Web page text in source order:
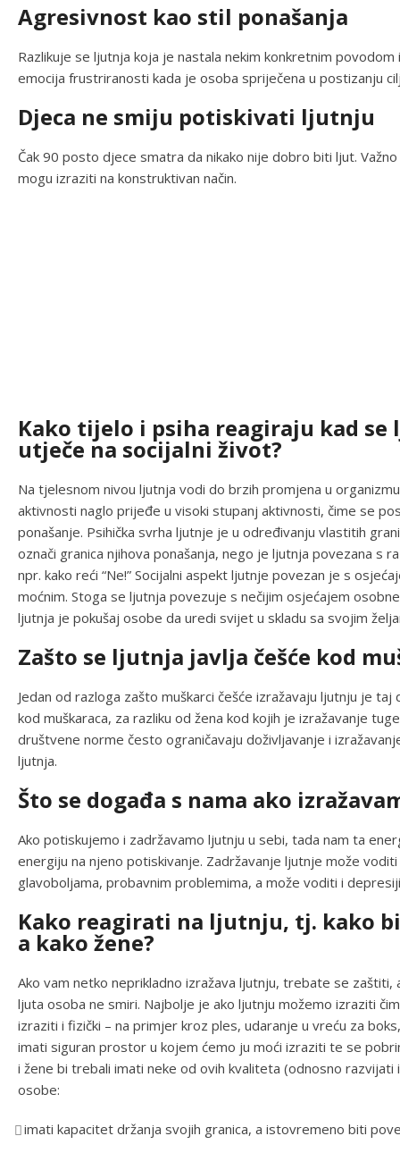
Agresivnost kao stil ponašanja
Razlikuje se ljutnja koja je nastala nekim konkretnim
emocija frustriranosti kada je osoba spriječena u postizanju
Djeca ne smiju potiskivati ljutnju
Čak 90 posto djece smatra da nikako nije dobro biti ljut.
mogu izraziti na konstruktivan način.
Kako tijelo i psiha reagiraju kad
utječe na socijalni život?
Na tjelesnom nivou ljutnja vodi do brzih promjena u
aktivnosti naglo prijeđe u visoki stupanj aktivnosti, čime se
ponašanje. Psihička svrha ljutnje je u određivanju vlastitih
označi granica njihova ponašanja, nego je ljutnja povezana s
npr. kako reći “Ne!” Socijalni aspekt ljutnje povezan je s
moćnim. Stoga se ljutnja povezuje s nečijim osjećajem
ljutnja je pokušaj osobe da uredi svijet u skladu sa svojim
Zašto se ljutnja javlja češće kod
Jedan od razloga zašto muškarci češće izražavaju ljutnju je
kod muškaraca, za razliku od žena kod kojih je izražavanje
društvene norme često ograničavaju doživljavanje i
ljutnja.
Što se događa s nama ako
Ako potiskujemo i zadržavamo ljutnju u sebi, tada nam ta
energiju na njeno potiskivanje. Zadržavanje ljutnje može
glavoboljama, probavnim problemima, a može voditi i
Kako reagirati na ljutnju, tj. kako
a kako žene?
Ako vam netko neprikladno izražava ljutnju, trebate se
ljuta osoba ne smiri. Najbolje je ako ljutnju možemo izraziti
izraziti i fizički – na primjer kroz ples, udaranje u vreću za
imati siguran prostor u kojem ćemo ju moći izraziti te se
i žene bi trebali imati neke od ovih kvaliteta (odnosno razvijati
osobe:
imati kapacitet držanja svojih granica, a istovremeno biti